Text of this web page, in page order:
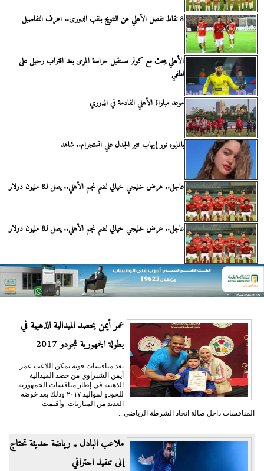
8 نقاط تفصل الأهلي عن التتويج بلقب الدورى.. اعرف التفاصيل
الأهلي يبحث مع كولر مستقبل حراسة المرمى بعد اقتراب رحيل على
لطفي
موعد مباراة الأهلي القادمة في الدوري
بالمايوه نور إيهاب تثير الجدل علي انستجرام.. شاهد
عاجل.. عرض خليجي خيالي لضم نجم الأهلي.. يصل لـ8 مليون دولار
عاجل.. عرض خليجي خيالي لضم نجم الأهلي.. يصل لـ8 مليون دولار
عمر أيمن يحصد الميدالية الذهبية في
بطولة الجمهورية للجودو 2017
بعد منافسات قوية تمكن اللاعب عمر
أيمن الشبراوي من حصد الميدالية
الذهبية في إطار منافسات الجمهورية
للحودو لمواليد ٢٠١٧ وذلك بعد خوضه
العديد من المباريات. وأقيمت
المنافسات داخل صالة اتحاد الشرطة الرياضي...
ملاعب البادل ,, رياضة حديثة تحتاج
إلى تنفيذ احترافي